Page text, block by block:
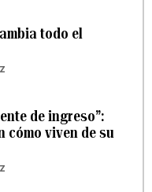
todo el
de ingreso”:
cómo viven de su